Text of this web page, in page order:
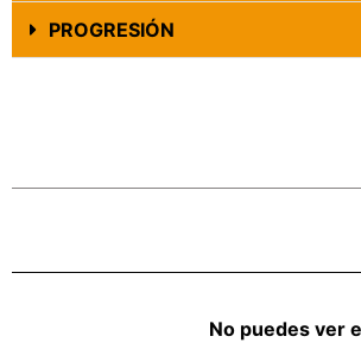
PROGRESIÓN
No puedes ver